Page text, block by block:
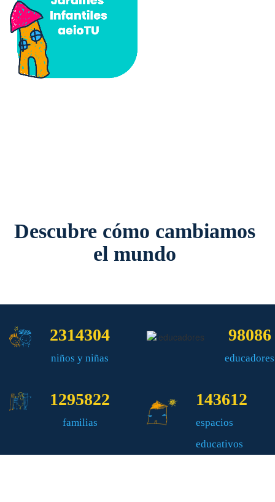
Descubre cómo cambiamos
el mundo
2314304
niños y niñas
98086
educadores
1295822
familias
143612
espacios
educativos